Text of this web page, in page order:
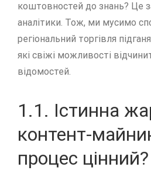
коштовностей до знань? Це
аналітики. Тож, ми мусимо
регіональний торгівля
які свіжі можливості
відомостей.
1.1. Істинна
контент-
процес цінний?